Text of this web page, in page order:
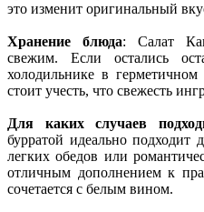
это изменит оригинальный
Хранение блюда: Салат
свежим. Если остались
холодильнике в
стоит учесть, что свежесть
Для каких случаев
бурратой идеально подходит
легких обедов или
отличным дополнением к
сочетается с белым вином.